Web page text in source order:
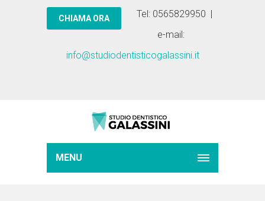
Tel: 0565829950 |
e-mail:
info@studiodentisticogalassini.it
MENU